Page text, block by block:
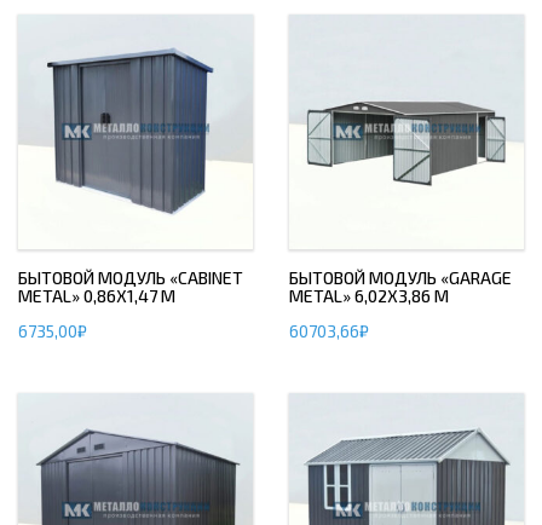
БЫТОВОЙ МОДУЛЬ «CABINET
METAL» 0,86Х1,47 М
6735,00₽
БЫТОВОЙ МОДУЛЬ «GARAGE
METAL» 6,02Х3,86 М
60703,66₽